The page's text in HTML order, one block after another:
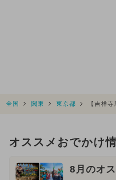
全国 関東 東京都 【吉祥
オススメおでかけ
8月のオ